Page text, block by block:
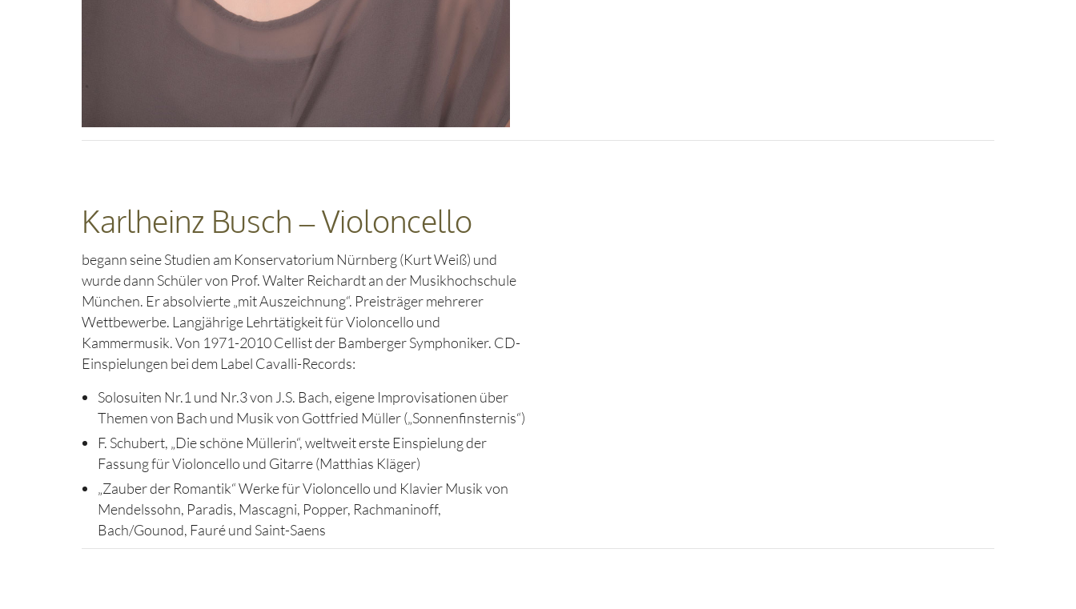
Karlheinz Busch – Violoncello
begann seine Studien am Konservatorium Nürnberg (Kurt Weiß) und
wurde dann Schüler von Prof. Walter Reichardt an der Musikhochschule
München. Er absolvierte „mit Auszeichnung“. Preisträger mehrerer
Wettbewerbe. Langjährige Lehrtätigkeit für Violoncello und
Kammermusik. Von 1971-2010 Cellist der Bamberger Symphoniker. CD-
Einspielungen bei dem Label Cavalli-Records:
Solosuiten Nr.1 und Nr.3 von J.S. Bach, eigene Improvisationen über
Themen von Bach und Musik von Gottfried Müller („Sonnenfinsternis“)
F. Schubert, „Die schöne Müllerin“, weltweit erste Einspielung der
Fassung für Violoncello und Gitarre (Matthias Kläger)
„Zauber der Romantik“ Werke für Violoncello und Klavier Musik von
Mendelssohn, Paradis, Mascagni, Popper, Rachmaninoff,
Bach/Gounod, Fauré und Saint-Saens